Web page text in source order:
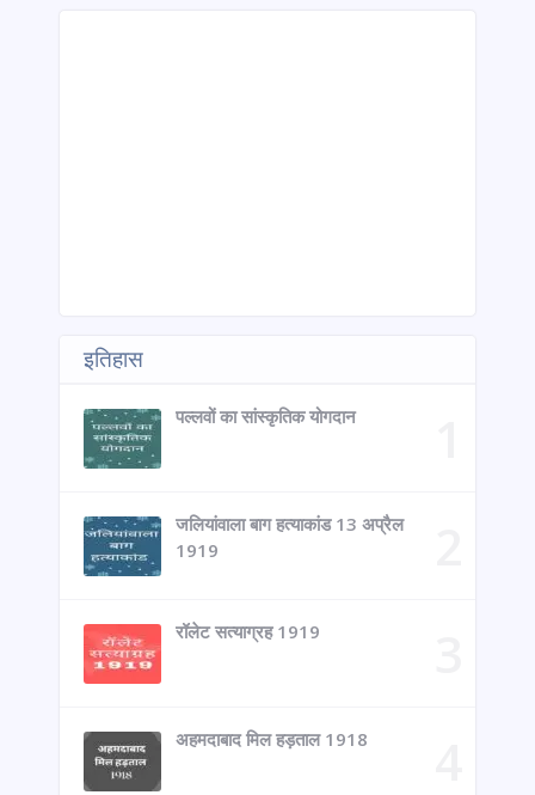
इतिहास
पल्लवों का सांस्कृतिक योगदान
जलियांवाला बाग हत्याकांड 13 अप्रैल
1919
रॉलेट सत्याग्रह 1919
अहमदाबाद मिल हड़ताल 1918